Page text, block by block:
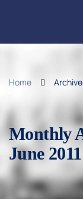
Home
Monthly
June 2011